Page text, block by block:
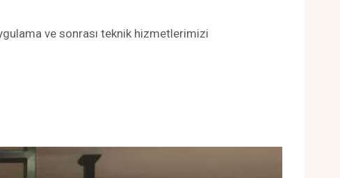
ve sonrası teknik hizmetlerimizi